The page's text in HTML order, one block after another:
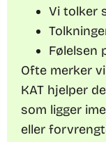
Vi tolker
Følelsen
Ofte merker
KAT hjelper
som ligger
eller